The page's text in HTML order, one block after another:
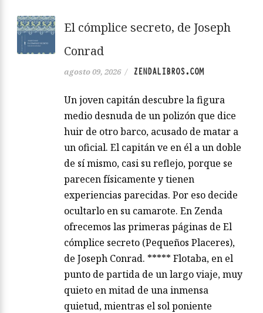
El cómplice secreto, de Joseph
Conrad
agosto 09, 2026 / ZENDALIBROS.COM
Un joven capitán descubre la figura
medio desnuda de un polizón que dice
huir de otro barco, acusado de matar a
un oficial. El capitán ve en él a un doble
de sí mismo, casi su reflejo, porque se
parecen físicamente y tienen
experiencias parecidas. Por eso decide
ocultarlo en su camarote. En Zenda
ofrecemos las primeras páginas de El
cómplice secreto (Pequeños Placeres),
de Joseph Conrad. ***** Flotaba, en el
punto de partida de un largo viaje, muy
quieto en mitad de una inmensa
quietud, mientras el sol poniente